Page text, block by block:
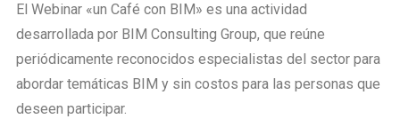
El Webinar «un Café con BIM» es una actividad
desarrollada por BIM Consulting Group, que reúne
periódicamente reconocidos especialistas del sector para
abordar temáticas BIM y sin costos para las personas que
deseen participar.